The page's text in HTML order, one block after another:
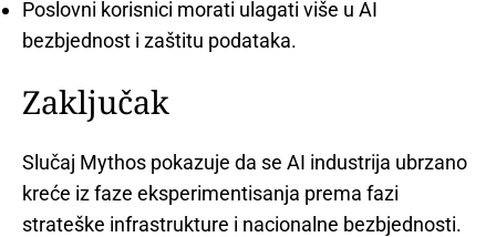
Poslovni korisnici morati ulagati više u AI
bezbjednost i zaštitu podataka.
Zaključak
Slučaj Mythos pokazuje da se AI industrija ubrzano
kreće iz faze eksperimentisanja prema fazi
strateške infrastrukture i nacionalne bezbjednosti.